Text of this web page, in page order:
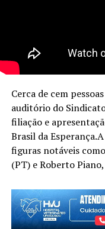
Cerca de cem
auditório do
filiação e
Brasil da
figuras notáveis
(PT) e Roberto